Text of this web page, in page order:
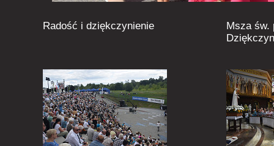
Radość i dziękczynienie
Msza św.